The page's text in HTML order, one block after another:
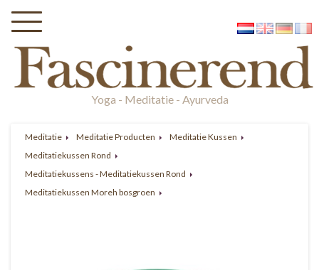
Yoga - Meditatie - Ayurveda
Meditatie Meditatie Producten
Meditatie Kussen
Meditatiekussen Rond
Meditatiekussens - Meditatiekussen Rond
Meditatiekussen Moreh bosgroen